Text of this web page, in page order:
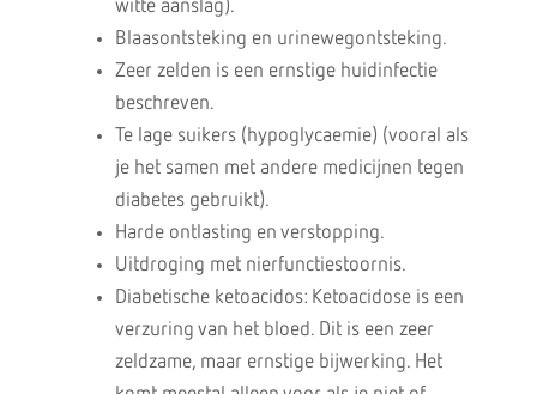
witte aanslag).
Blaasontsteking en urinewegontsteking.
Zeer zelden is een ernstige huidinfectie
beschreven.
Te lage suikers (hypoglycaemie) (vooral als
je het samen met andere medicijnen tegen
diabetes gebruikt).
Harde ontlasting en verstopping.
Uitdroging met nierfunctiestoornis.
Diabetische ketoacidos: Ketoacidose is een
verzuring van het bloed. Dit is een zeer
zeldzame, maar ernstige bijwerking. Het